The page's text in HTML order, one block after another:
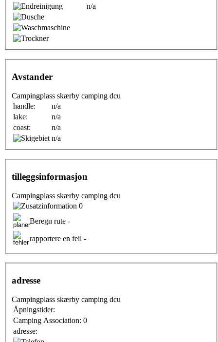
n/a
Avstander
Campingplass skærby camping dcu
handle:
n/a
lake:
n/a
coast:
n/a
n/a
tilleggsinformasjon
Campingplass skærby camping dcu
0
Beregn rute -
rapportere en feil -
adresse
Campingplass skærby camping dcu
Åpningstider:
Camping Association: 0
adresse: